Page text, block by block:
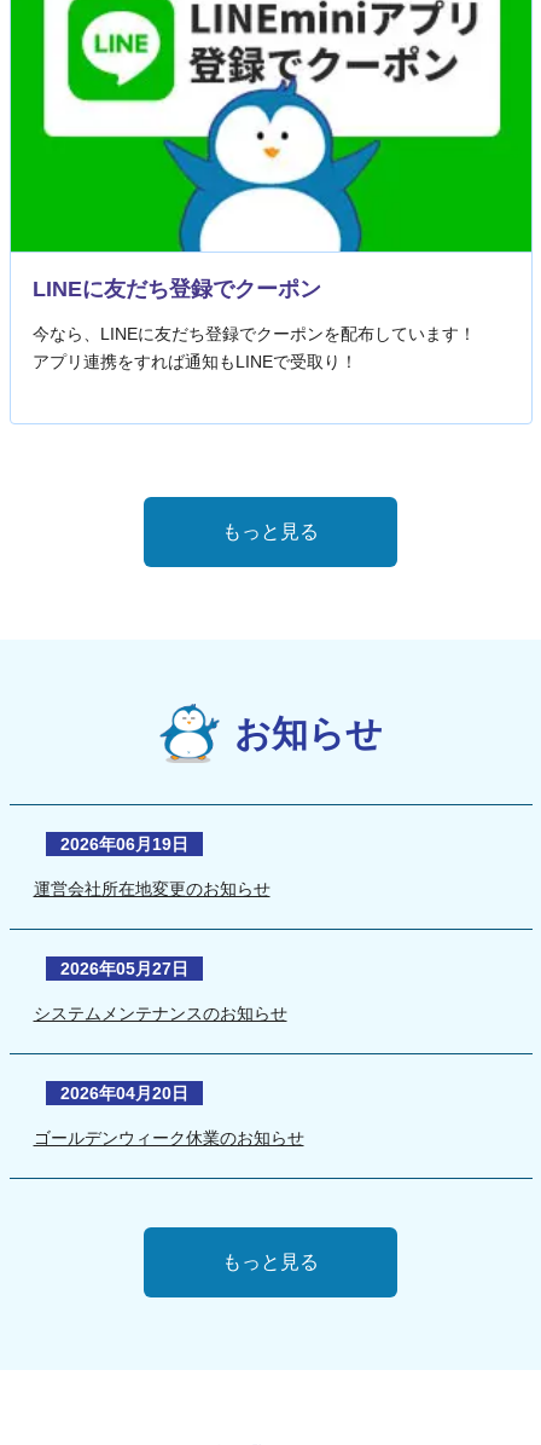
LINEに友だち登録でクーポン
今なら、LINEに友だち登録でクーポンを配布しています！
アプリ連携をすれば通知もLINEで受取り！
もっと見る
お知らせ
2026年06月19日
運営会社所在地変更のお知らせ
2026年05月27日
システムメンテナンスのお知らせ
2026年04月20日
ゴールデンウィーク休業のお知らせ
もっと見る